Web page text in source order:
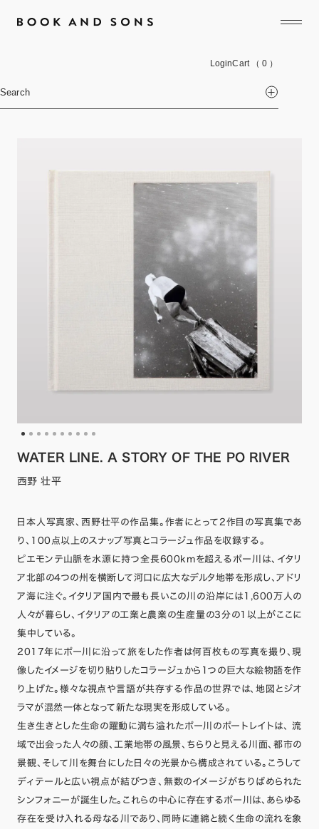
LoginCart （ 0 ）
Search
WATER LINE. A STORY OF THE PO RIVER
西野 壮平
日本人写真家、西野壮平の作品集。作者にとって2作目の写真集であ
り、100点以上のスナップ写真とコラージュ作品を収録する。
ピエモンテ山脈を水源に持つ全長600kmを超えるポー川は、イタリ
ア北部の4つの州を横断して河口に広大なデルタ地帯を形成し、アドリ
ア海に注ぐ。イタリア国内で最も長いこの川の沿岸には1,600万人の
人々が暮らし、イタリアの工業と農業の生産量の3分の1以上がここに
集中している。
2017年にポー川に沿って旅をした作者は何百枚もの写真を撮り、現
像したイメージを切り貼りしたコラージュから1つの巨大な絵物語を作
り上げた。様々な視点や言語が共存する作品の世界では、地図とジオ
ラマが混然一体となって新たな現実を形成している。
生き生きとした生命の躍動に満ち溢れたポー川のポートレイトは、 流
域で出会った人々の顔、工業地帯の風景、ちらりと見える川面、都市の
景観、そして川を舞台にした日々の光景から構成されている。こうして
ディテールと広い視点が結びつき、無数のイメージがちりばめられた
シンフォニーが誕生した。これらの中心に存在するポー川は、あらゆる
存在を受け入れる母なる川であり、同時に連綿と続く生命の流れを象